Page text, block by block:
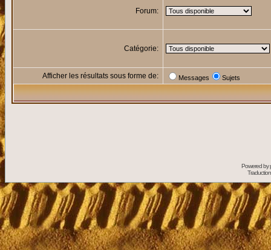
Forum:
Catégorie:
Afficher les résultats sous forme de: Messages Sujets
Powered by